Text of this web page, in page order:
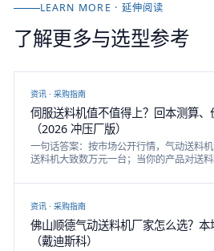
LEARN MORE · 延伸阅读
了解更多与选型参考
资讯 ·采购指南
伺服送料机值不值得上？回本测算
（2026 冲压厂版）
一句话答案：按市场公开行情，气动送料
送料机大致数万元一台；当你的产品对送
差价赚回来。本文给回本测算方法、价格
资讯 ·采购指南
佛山顺德气动送料机厂家怎么选？
（戴迪斯科）